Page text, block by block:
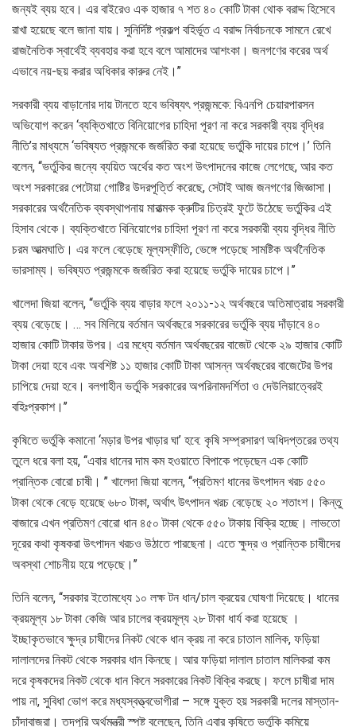
জন্যই ব্যয় হবে। এর বাইরেও এক হাজার ৭ শত ৪০ কোটি টাকা থোক বরাদ্দ হিসেবে
রাখা হয়েছে বলে জানা যায়। সুনির্দিষ্ট প্রকল্প বহির্ভূত এ বরাদ্দ নির্বাচনকে সামনে রেখে
রাজনৈতিক স্বার্থেই ব্যবহার করা হবে বলে আমাদের আশংকা। জনগণের করের অর্থ
এভাবে নয়-ছয় করার অধিকার কারুর নেই।’’
সরকারী ব্যয় বাড়ানোর দায় টানতে হবে ভবিষ্যৎ প্রজন্মকে: বিএনপি চেয়ারপারসন
অভিযোগ করেন ‘ব্যক্তিখাতে বিনিয়োগের চাহিদা পূরণ না করে সরকারী ব্যয় বৃদ্ধির
নীতি’র মাধ্যমে ‘ভবিষ্যত প্রজন্মকে জর্জরিত করা হয়েছে ভর্তুকি দায়ের চাপে।’ তিনি
বলেন, ‘‘ভর্তুকির জন্যে ব্যয়িত অর্থের কত অংশ উৎপাদনের কাজে লেগেছে, আর কত
অংশ সরকারের পেটোয়া গোষ্টির উদরপূর্ত্তি করেছে, সেটাই আজ জনগণের জিজ্ঞাসা।
সরকারের অর্থনৈতিক ব্যবস্থাপনায় মারাত্মক ক্রুটির চিত্রই ফুটে উঠেছে ভর্তুকির এই
হিসাব থেকে। ব্যক্তিখাতে বিনিয়োগের চাহিদা পূরণ না করে সরকারী ব্যয় বৃদ্ধির নীতি
চরম আত্মঘাতি। এর ফলে বেড়েছে মূল্যস্ফীতি, ভেঙ্গে পড়েছে সামষ্টিক অর্থনৈতিক
ভারসাম্য। ভবিষ্যত প্রজন্মকে জর্জরিত করা হয়েছে ভর্তুকি দায়ের চাপে।’’
খালেদা জিয়া বলেন, ‘‘ভর্তুকি ব্যয় বাড়ার ফলে ২০১১-১২ অর্থবছরে অতিমাত্রায় সরকারী
ব্যয় বেড়েছে। … সব মিলিয়ে বর্তমান অর্থবছরে সরকারের ভর্তুকি ব্যয় দাঁড়াবে ৪০
হাজার কোটি টাকার উপর। এর মধ্যে বর্তমান অর্থবছরের বাজেট থেকে ২৯ হাজার কোটি
টাকা দেয়া হবে এবং অবশিষ্ট ১১ হাজার কোটি টাকা আসন্ন অর্থবছরের বাজেটের উপর
চাপিয়ে দেয়া হবে। বলগাহীন ভর্তুকি সরকারের অপরিনামদর্শিতা ও দেউলিয়াত্বেরই
বহিঃপ্রকাশ।’’
কৃষিতে ভর্তুকি কমানো ‘মড়ার উপর খাড়ার ঘা’ হবে: কৃষি সম্প্রসারণ অধিদপ্তরের তথ্য
তুলে ধরে বলা হয়, ‘‘এবার ধানের দাম কম হওয়াতে বিপাকে পড়েছেন এক কোটি
প্রান্তিক বোরো চাষী। ’’ খালেদা জিয়া বলেন, ‘‘প্রতিমণ ধানের উৎপাদন খরচ ৫৫০
টাকা থেকে বেড়ে হয়েছে ৬৮০ টাকা, অর্থাৎ উৎপাদন খরচ বেড়েছে ২০ শতাংশ। কিন্তু
বাজারে এখন প্রতিমণ বোরো ধান ৪৫০ টাকা থেকে ৫৫০ টাকায় বিক্রি হচ্ছে। লাভতো
দূরের কথা কৃষকরা উৎপাদন খরচও উঠাতে পারছেনা। এতে ক্ষুদ্র ও প্রান্তিক চাষীদের
অবস্থা শোচনীয় হয়ে পড়েছে।’’
তিনি বলেন, ‘‘সরকার ইতোমধ্যে ১০ লক্ষ টন ধান/চাল ক্রয়ের ঘোষণা দিয়েছে। ধানের
ক্রয়মূল্য ১৮ টাকা কেজি আর চালের ক্রয়মূল্য ২৮ টাকা ধার্য করা হয়েছে ।
ইচ্ছাকৃতভাবে ক্ষুদ্র চাষীদের নিকট থেকে ধান ক্রয় না করে চাতাল মালিক, ফড়িয়া
দালালদের নিকট থেকে সরকার ধান কিনছে। আর ফড়িয়া দালাল চাতাল মালিকরা কম
দরে কৃষকদের নিকট থেকে ধান কিনে সরকারের নিকট বিক্রি করছে। ফলে চাষীরা দাম
পায় না, সুবিধা ভোগ করে মধ্যস্বত্ত্বভোগীরা – সঙ্গে যুক্ত হয় সরকারী দলের মাস্তান-
চাঁদাবাজরা। তদপুরি অর্থমন্ত্রী স্পষ্ট বলেছেন, তিনি এবার কৃষিতে ভর্তুকি কমিয়ে